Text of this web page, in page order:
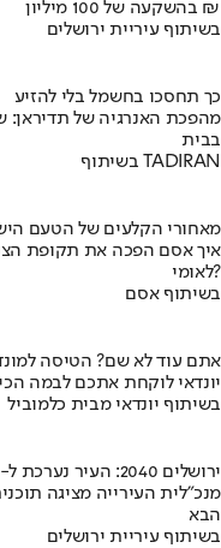
בהשקעה של 100 מיליון ₪
בשיתוף עיריית ירושלים
כך תחסכו בחשמל בלי להזיע
מהפכת האנרגיה של תדיראן:
בבית
בשיתוף TADIRAN
מאחורי הקלעים של הטעם
לאומי?
בשיתוף אסם
אתם עוד לא שם? הטיסה
יונדאי לוקחת אתכם לבמה
בשיתוף יונדאי מבית כלמוביל
ירושלים 2040: העיר נערכת ל- 1.5 מליון תושבים
מנכ"לית העירייה מציגה
הבא
בשיתוף עיריית ירושלים